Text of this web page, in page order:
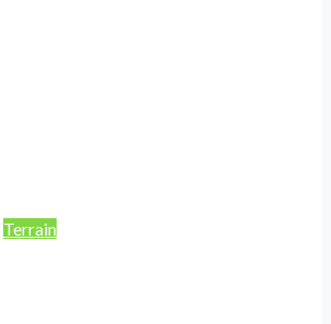
Terrain